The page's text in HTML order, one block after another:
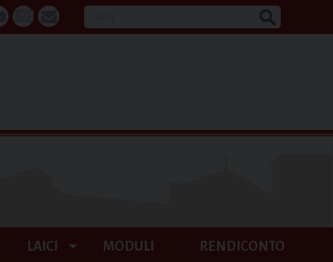
Youtube
La webmail
LAICI MODULI RENDICONTO